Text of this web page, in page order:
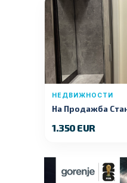
НЕДВИЖНОСТИ
На Продажба
1.350 EUR